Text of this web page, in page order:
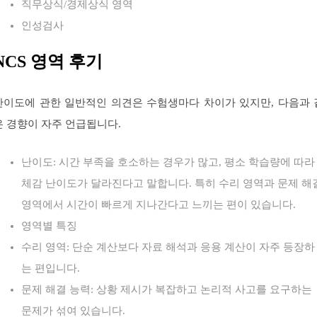
직무상식/경제상식 영역
인성검사
영역 후기
이도에 관한 일반적인 의견은 수험생마다 차이가 있지만, 다음과
경향이 자주 언급됩니다.
난이도: 시간 부족을 호소하는 경우가 많고, 평소 학습량에 따라
체감 난이도가 달라진다고 말합니다. 특히 수리 영역과 문제 해
영역에서 시간이 빠르게 지나간다고 느끼는 편이 있습니다.
영역별 특징
수리 영역: 단순 계산보다 자료 해석과 응용 계산이 자주 등장하
는 편입니다.
문제 해결 능력: 상황 제시가 복잡하고 논리적 사고를 요구하는
문제가 섞여 있습니다.